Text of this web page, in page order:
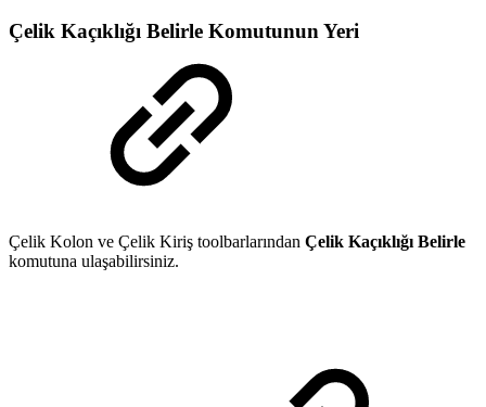
Çelik Kaçıklığı Belirle Komutunun Yeri
Çelik Kolon ve Çelik Kiriş toolbarlarından Çelik Kaçıklığı Belirle
komutuna ulaşabilirsiniz.